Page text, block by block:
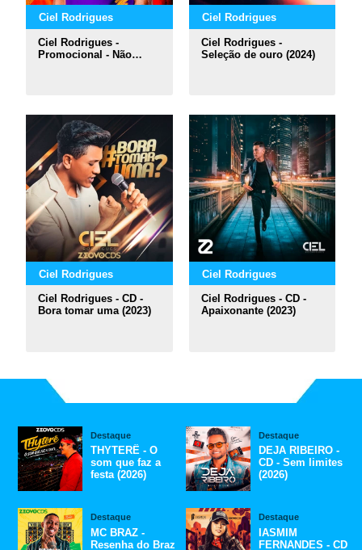
Ciel Rodrigues
Ciel Rodrigues -
Promocional - Não
Ciel Rodrigues
Ciel Rodrigues -
Seleção de ouro (2024)
Ciel Rodrigues
Ciel Rodrigues - CD -
Bora tomar uma (2023)
Ciel Rodrigues
Ciel Rodrigues - CD -
Apaixonante (2023)
Destaque
THYTERÊ - O
som que faz a
festa (2026)
Destaque
DEJA RIBEIRO -
CD - Sem limites
(2026)
Destaque
MC BRAZ -
Resenha do Braz
Destaque
IASMIM
FERNANDES - CD